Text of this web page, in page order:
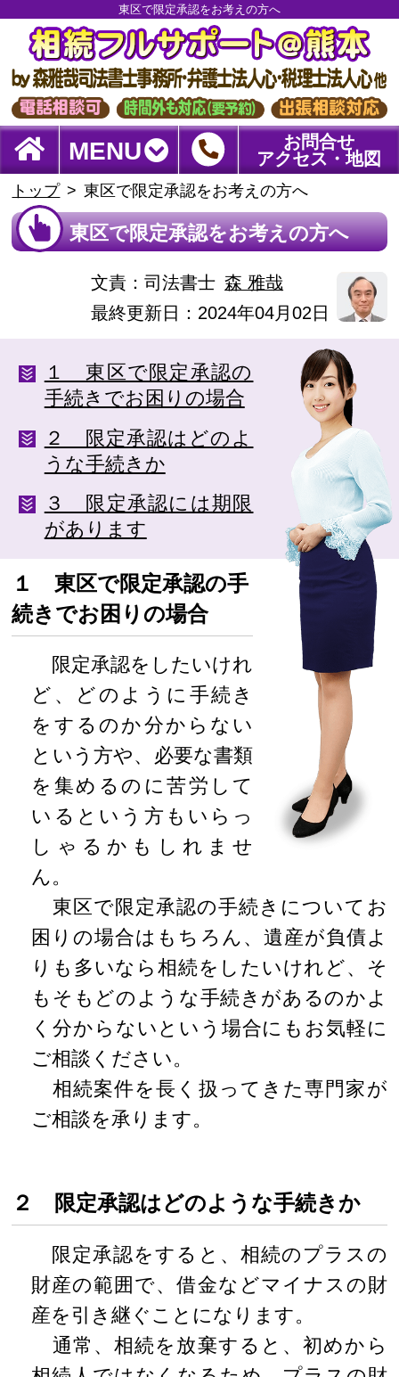
東区で限定承認をお考えの方へ
MENU
お問合せ
アクセス・地図
トップ 東区で限定承認をお考えの方へ
東区で限定承認をお考えの方へ
文責：司法書士 森 雅哉
最終更新日：2024年04月02日
１ 東区で限定承認の
手続きでお困りの場合
２ 限定承認はどのよ
うな手続きか
３ 限定承認には期限
があります
１ 東区で限定承認の手
続きでお困りの場合
限定承認をしたいけれ
ど、どのように手続き
をするのか分からない
という方や、必要な書類
を集めるのに苦労して
いるという方もいらっ
しゃるかもしれませ
ん。
東区で限定承認の手続きについてお
困りの場合はもちろん、遺産が負債よ
りも多いなら相続をしたいけれど、そ
もそもどのような手続きがあるのかよ
く分からないという場合にもお気軽に
ご相談ください。
相続案件を長く扱ってきた専門家が
ご相談を承ります。
２ 限定承認はどのような手続きか
限定承認をすると、相続のプラスの
財産の範囲で、借金などマイナスの財
産を引き継ぐことになります。
通常、相続を放棄すると、初めから